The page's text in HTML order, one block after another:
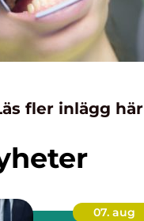
fler inlägg här
07. aug